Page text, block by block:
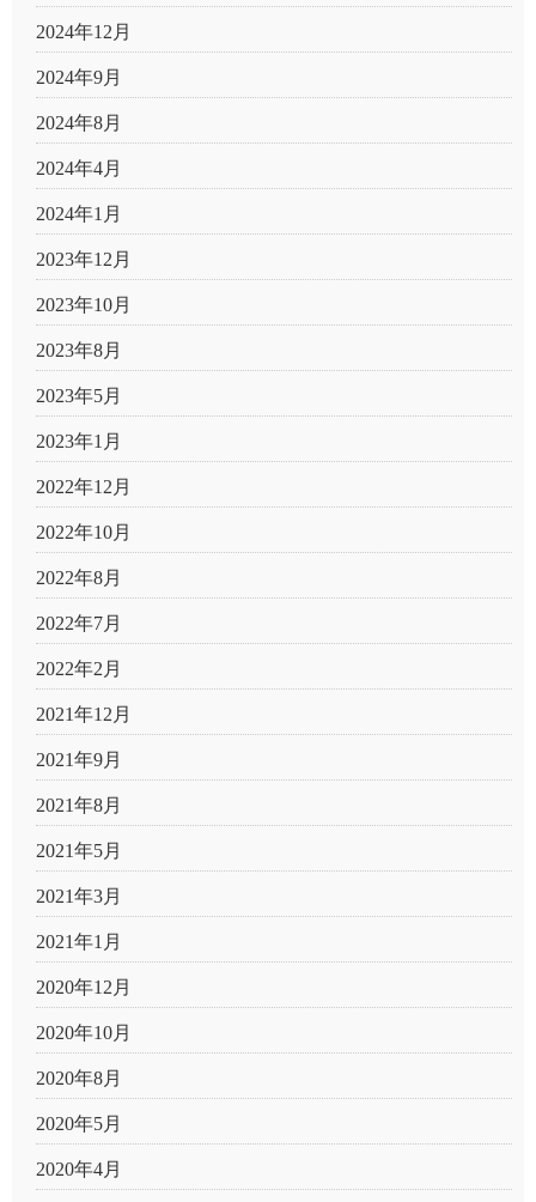
2024年12月
2024年9月
2024年8月
2024年4月
2024年1月
2023年12月
2023年10月
2023年8月
2023年5月
2023年1月
2022年12月
2022年10月
2022年8月
2022年7月
2022年2月
2021年12月
2021年9月
2021年8月
2021年5月
2021年3月
2021年1月
2020年12月
2020年10月
2020年8月
2020年5月
2020年4月